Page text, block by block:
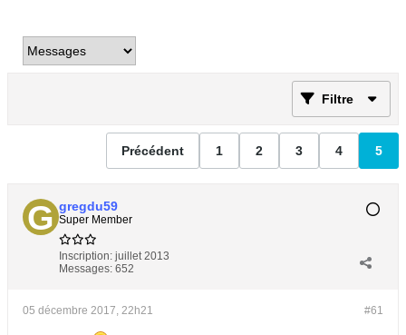
Filtre
Précédent 1 2 3 4 5
gregdu59
Super Member
Inscription: juillet 2013
Messages: 652
#61
05 décembre 2017, 22h21